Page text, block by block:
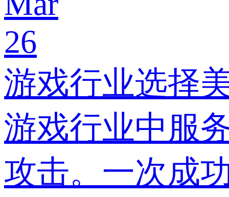
26
游戏行业选择
游戏行业中服
攻击。一次成